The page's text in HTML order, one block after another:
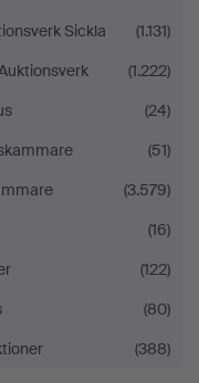
Sickla
(1.131)
(1.222)
(24)
(51)
(3.579)
(16)
(122)
(80)
(388)